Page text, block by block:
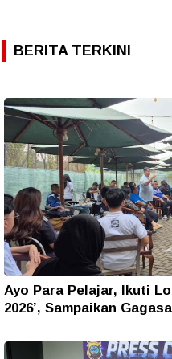
BERITA TERKINI
Ayo Para Pelajar, Ikuti
2026’, Sampaikan